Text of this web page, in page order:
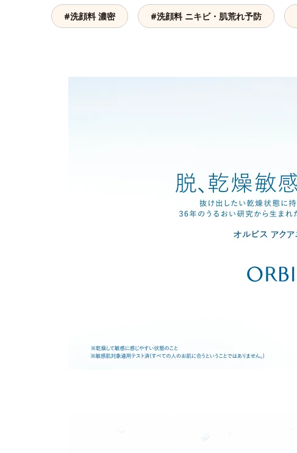
#洗顔料 濃密 #洗顔料 ニキビ・肌荒れ予防